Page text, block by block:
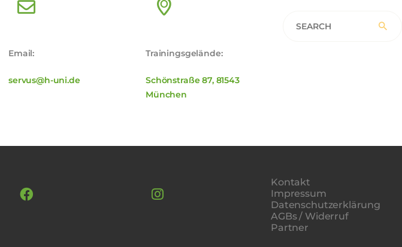
Email:
servus@h-uni.de
Trainingsgelände:
Schönstraße 87, 81543
München
Kontakt
Impressum
Datenschutzerklärung
AGBs / Widerruf
Partner